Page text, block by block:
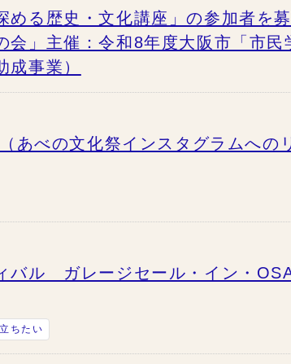
める歴史・文化講座」の参加者を
会」主催：令和8年度大阪市「市民
成事業）
あべの文化祭インスタグラムへの
バル ガレージセール・イン・
ちたい